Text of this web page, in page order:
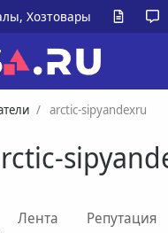
Хозтовары
arctic-sipyandexru
Лента Репутация